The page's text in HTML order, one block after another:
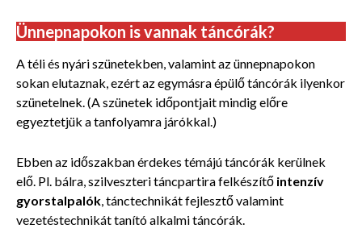
Ünnepnapokon is vannak táncórák?
A téli és nyári szünetekben, valamint az ünnepnapokon
sokan elutaznak, ezért az egymásra épülő táncórák ilyenkor
szünetelnek. (A szünetek időpontjait mindig előre
egyeztetjük a tanfolyamra járókkal.)
Ebben az időszakban érdekes témájú táncórák kerülnek
elő. Pl. bálra, szilveszteri táncpartira felkészítő intenzív
gyorstalpalók, tánctechnikát fejlesztő valamint
vezetéstechnikát tanító alkalmi táncórák.